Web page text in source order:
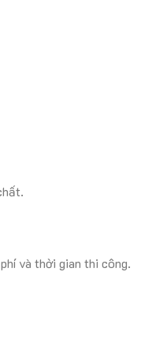
và thời gian thi công.